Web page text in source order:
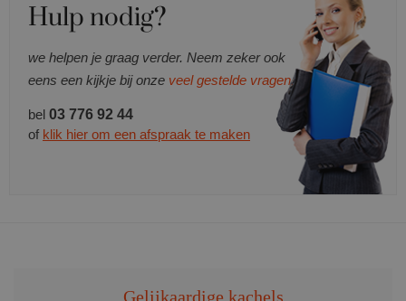
Hulp nodig?
we helpen je graag verder. Neem zeker ook
eens een kijkje bij onze veel gestelde vragen.
bel 03 776 92 44
of klik hier om een afspraak te maken
Gelijkaardige kachels